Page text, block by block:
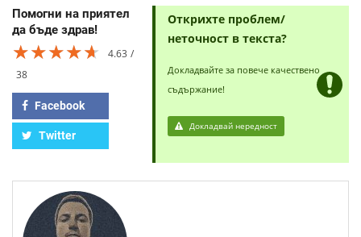
Помогни на приятел
да бъде здрав!
★★★★★
★★★★★
★★★★★
4.63
38
Facebook
Twitter
Открихте проблем/
неточност в текста?
Докладвайте за повече качествено
съдържание!
Докладвай нередност